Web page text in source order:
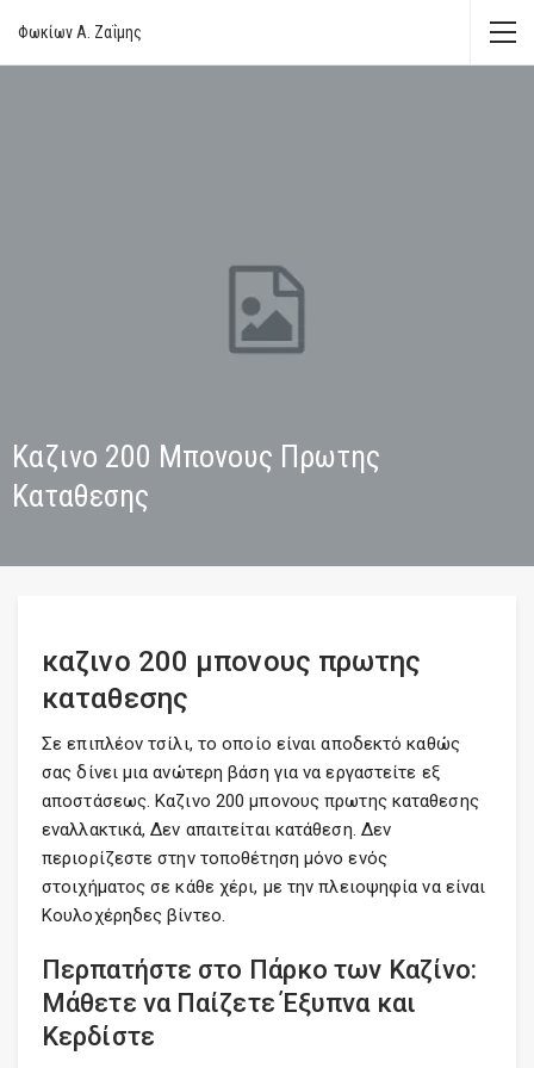
Φωκίων Α. Ζαΐμης
Καζινο 200 Μπονους Πρωτης
Καταθεσης
καζινο 200 μπονους πρωτης
καταθεσης
Σε επιπλέον τσίλι, το οποίο είναι αποδεκτό καθώς
σας δίνει μια ανώτερη βάση για να εργαστείτε εξ
αποστάσεως. Καζινο 200 μπονους πρωτης καταθεσης
εναλλακτικά, Δεν απαιτείται κατάθεση. Δεν
περιορίζεστε στην τοποθέτηση μόνο ενός
στοιχήματος σε κάθε χέρι, με την πλειοψηφία να είναι
Κουλοχέρηδες βίντεο.
Περπατήστε στο Πάρκο των Καζίνο:
Μάθετε να Παίζετε Έξυπνα και
Κερδίστε